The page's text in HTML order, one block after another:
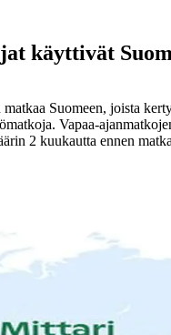
Suomeen, joista
Vapaa-
2 kuukautta ennen